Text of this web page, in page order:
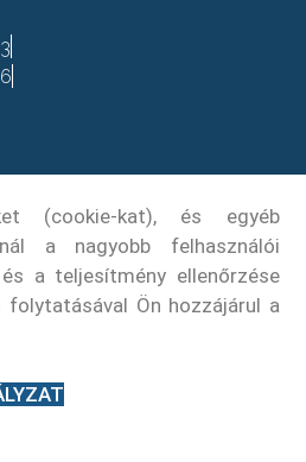
(cookie-kat), és egyéb
a nagyobb felhasználói
a teljesítmény ellenőrzése
folytatásával Ön hozzájárul a